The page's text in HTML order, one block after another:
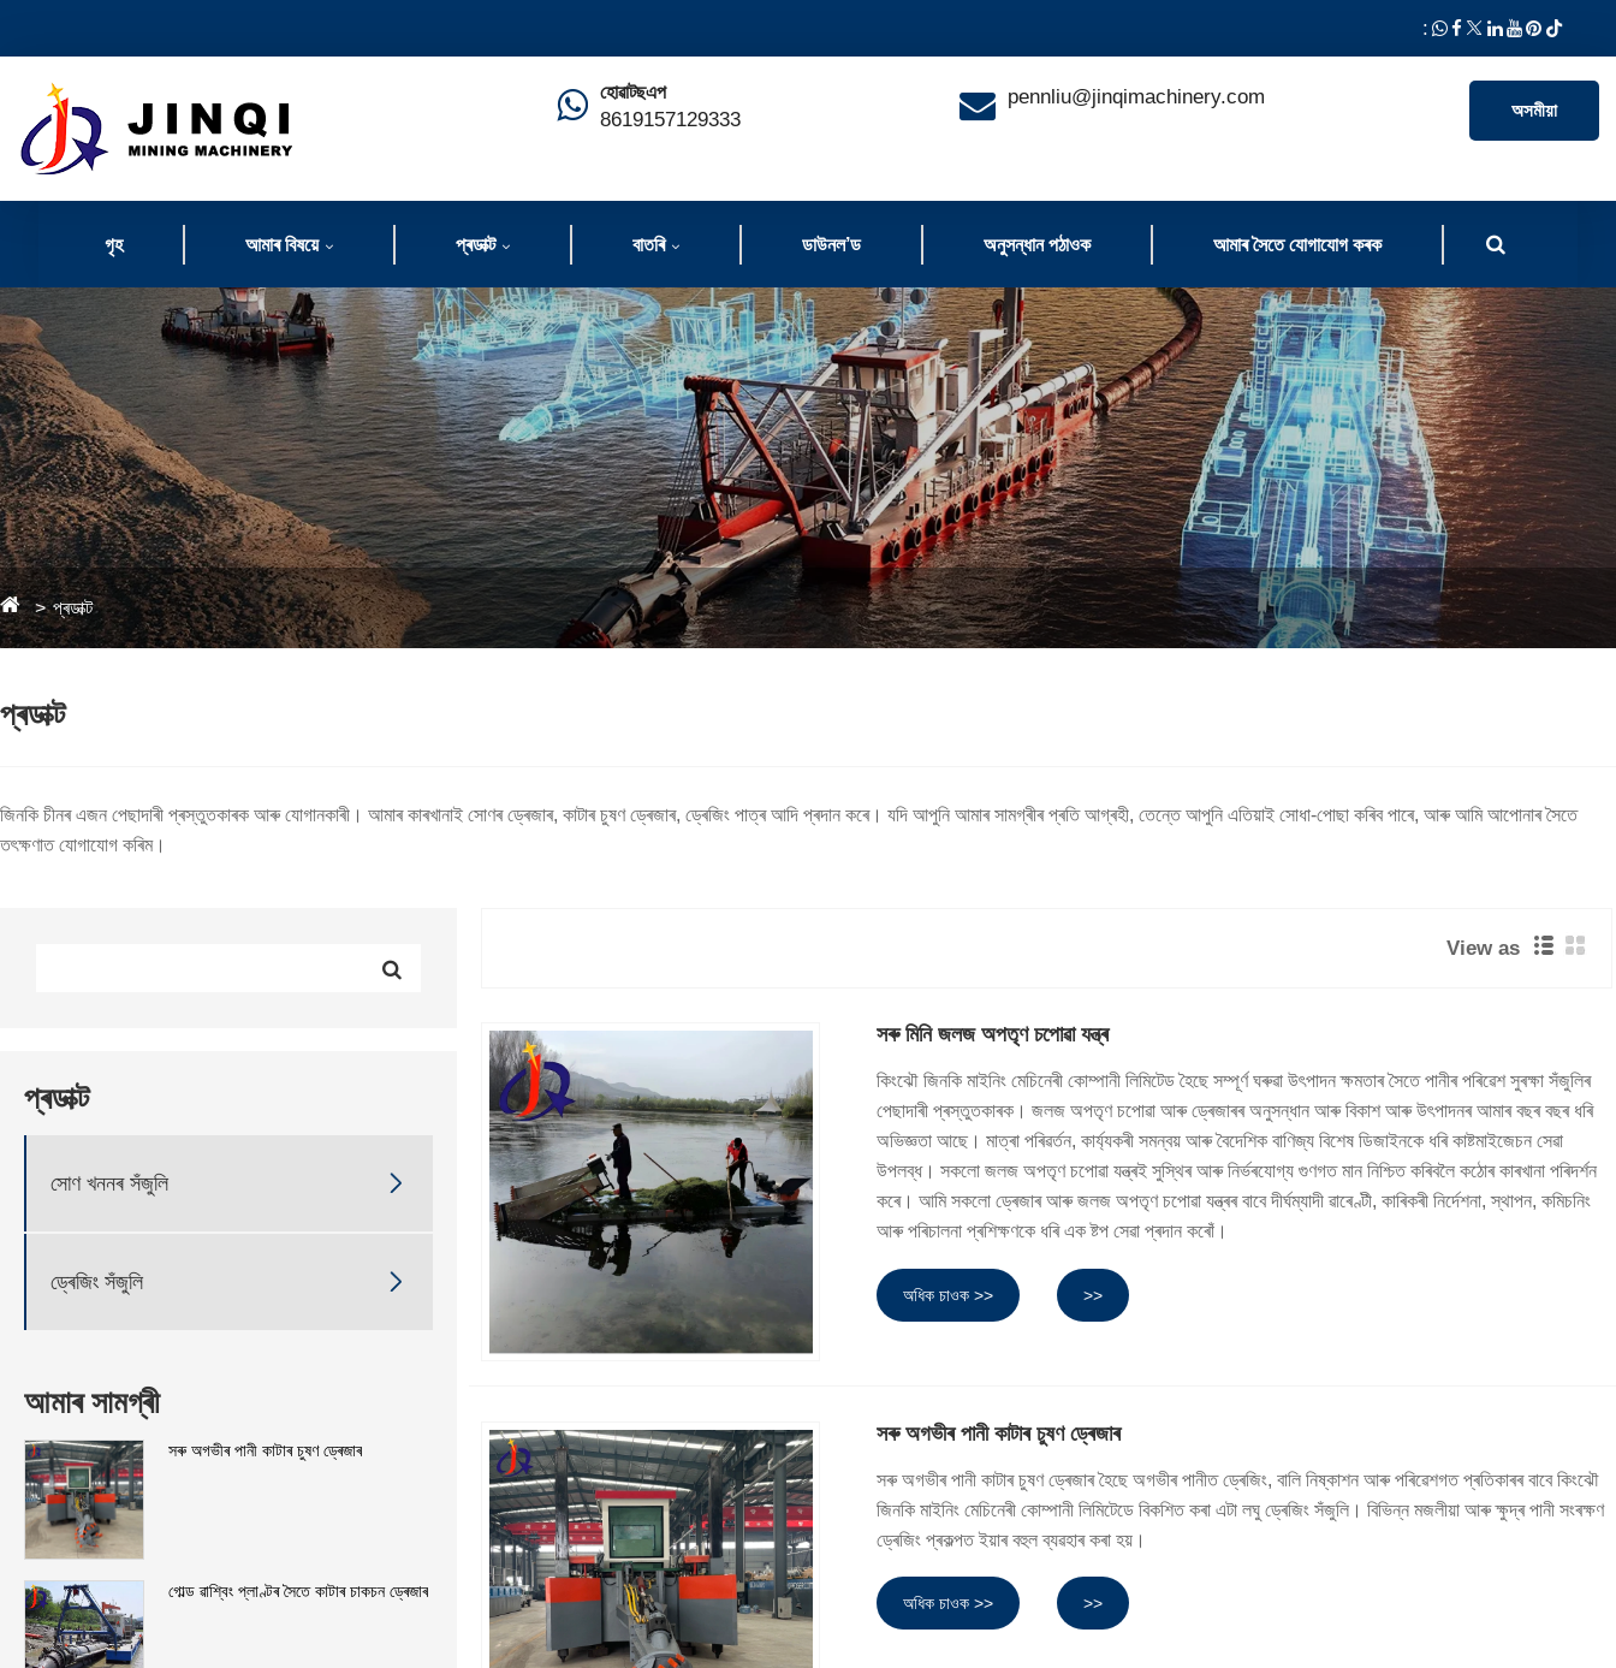
:
হোৱাটছএপ
8619157129333
pennliu@jinqimachinery.com
অসমীয়া
গৃহ আমাৰ বিষয়ে প্ৰডাক্ট বাতৰি ডাউনল’ড অনুসন্ধান পঠাওক আমাৰ সৈতে যোগাযোগ কৰক
প্ৰডাক্ট
প্ৰডাক্ট
জিনকি চীনৰ এজন পেছাদাৰী প্ৰস্তুতকাৰক আৰু যোগানকাৰী। আমাৰ কাৰখানাই সোণৰ ড্ৰেজাৰ, কাটাৰ চুষণ ড্ৰেজাৰ, ড্ৰেজিং পাত্ৰ আদি প্ৰদান কৰে। যদি আপুনি আমাৰ সামগ্ৰীৰ প্ৰতি আগ্ৰহী, তেন্তে আপুনি এতিয়াই সোধা-পোছা কৰিব পাৰে, আৰু আমি আপোনাৰ সৈতে
তৎক্ষণাত যোগাযোগ কৰিম।
প্ৰডাক্ট
সোণ খননৰ সঁজুলি 
ড্ৰেজিং সঁজুলি 
আমাৰ সামগ্ৰী
সৰু অগভীৰ পানী কাটাৰ চুষণ ড্ৰেজাৰ
গোল্ড ৱাশ্বিং প্লাণ্টৰ সৈতে কাটাৰ চাকচন ড্ৰেজাৰ
View as
সৰু মিনি জলজ অপতৃণ চপোৱা যন্ত্ৰ
কিংঝৌ জিনকি মাইনিং মেচিনেৰী কোম্পানী লিমিটেড হৈছে সম্পূৰ্ণ ঘৰুৱা উৎপাদন ক্ষমতাৰ সৈতে পানীৰ পৰিৱেশ সুৰক্ষা সঁজুলিৰ
পেছাদাৰী প্ৰস্তুতকাৰক। জলজ অপতৃণ চপোৱা আৰু ড্ৰেজাৰৰ অনুসন্ধান আৰু বিকাশ আৰু উৎপাদনৰ আমাৰ বছৰ বছৰ ধৰি
অভিজ্ঞতা আছে। মাত্ৰা পৰিৱৰ্তন, কাৰ্য্যকৰী সমন্বয় আৰু বৈদেশিক বাণিজ্য বিশেষ ডিজাইনকে ধৰি কাষ্টমাইজেচন সেৱা
উপলব্ধ। সকলো জলজ অপতৃণ চপোৱা যন্ত্ৰই সুস্থিৰ আৰু নিৰ্ভৰযোগ্য গুণগত মান নিশ্চিত কৰিবলৈ কঠোৰ কাৰখানা পৰিদৰ্শন
কৰে। আমি সকলো ড্ৰেজাৰ আৰু জলজ অপতৃণ চপোৱা যন্ত্ৰৰ বাবে দীৰ্ঘম্যাদী ৱাৰেণ্টী, কাৰিকৰী নিৰ্দেশনা, স্থাপন, কমিচনিং
আৰু পৰিচালনা প্ৰশিক্ষণকে ধৰি এক ষ্টপ সেৱা প্ৰদান কৰোঁ।
অধিক চাওক >> >>
সৰু অগভীৰ পানী কাটাৰ চুষণ ড্ৰেজাৰ
সৰু অগভীৰ পানী কাটাৰ চুষণ ড্ৰেজাৰ হৈছে অগভীৰ পানীত ড্ৰেজিং, বালি নিষ্কাশন আৰু পৰিৱেশগত প্ৰতিকাৰৰ বাবে কিংঝৌ
জিনকি মাইনিং মেচিনেৰী কোম্পানী লিমিটেডে বিকশিত কৰা এটা লঘু ড্ৰেজিং সঁজুলি। বিভিন্ন মজলীয়া আৰু ক্ষুদ্ৰ পানী সংৰক্ষণ
ড্ৰেজিং প্ৰকল্পত ইয়াৰ বহুল ব্যৱহাৰ কৰা হয়।
অধিক চাওক >> >>